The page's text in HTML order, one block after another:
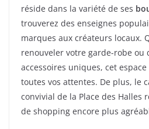
réside dans la variété de ses
trouverez des enseignes
marques aux créateurs locaux.
renouveler votre garde-robe ou
accessoires uniques, cet
toutes vos attentes. De plus, le
convivial de la Place des Halles
de shopping encore plus